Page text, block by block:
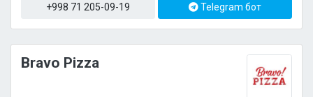
+998 71 205-09-19 Telegram бот
Bravo Pizza